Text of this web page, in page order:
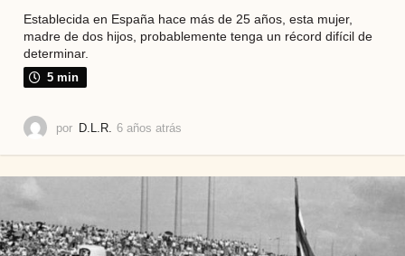
Establecida en España hace más de 25 años, esta mujer,
madre de dos hijos, probablemente tenga un récord difícil de
determinar.
5 min
por D.L.R. 6 años atrás
o
r